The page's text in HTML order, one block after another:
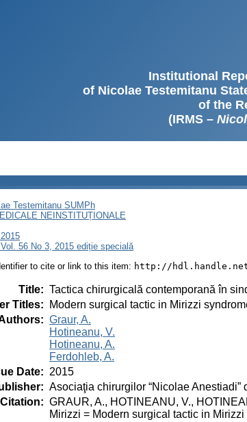
Institutional
of Nicolae Testemitanu
of the
(IRMS –
Testemitanu SUMPh
NEINSTITUȚIONALE
56 No 3, 2015 ediție specială
to cite or link to this item: http://
Title: Tactica chirurgicală contemporană în
Titles:
Modern surgical tactic in Mirizzi
: Graur, A.
Hotineanu, V.
Hotineanu, A.
Ferdohleb, A.
Date: 2015
: Asociaţia chirurgilor “Nicolae Anestiadi”
Citation: GRAUR, A., HOTINEANU, V.,
Mirizzi = Modern surgical tactic in